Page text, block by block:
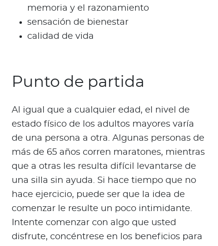
memoria y el razonamiento
sensación de bienestar
calidad de vida
Punto de partida
Al igual que a cualquier edad, el nivel de
estado físico de los adultos mayores varía
de una persona a otra. Algunas personas de
más de 65 años corren maratones, mientras
que a otras les resulta difícil levantarse de
una silla sin ayuda. Si hace tiempo que no
hace ejercicio, puede ser que la idea de
comenzar le resulte un poco intimidante.
Intente comenzar con algo que usted
disfrute, concéntrese en los beneficios para